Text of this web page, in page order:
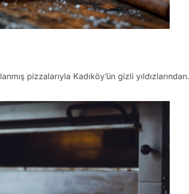
pizzalarıyla Kadıköy’ün gizli yıldızlarından.